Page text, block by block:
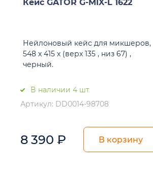
Кейс GATOR G-MIX-L 1622
Нейлоновый кейс для микшеров,
548 х 415 х (верх 135 , низ 67) ,
черный.
В наличии 4 шт.
Артикул: DD0014-98708
8 390 ₽ В корзину